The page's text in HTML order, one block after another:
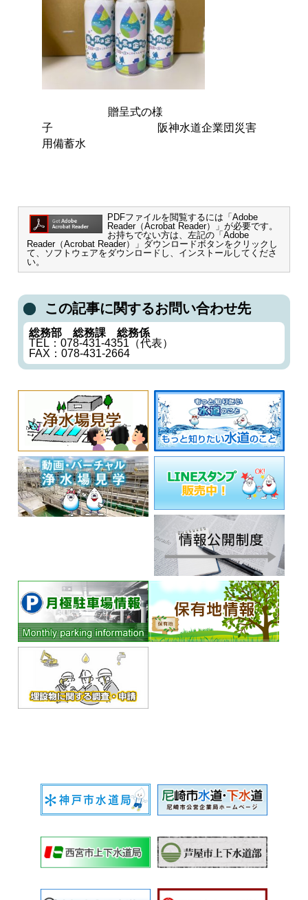
贈呈式の様
子 阪神水道企業団災害
用備蓄水
PDFファイルを閲覧するには「Adobe
Reader（Acrobat Reader）」が必要です。
お持ちでない方は、左記の「Adobe
Reader（Acrobat Reader）」ダウンロードボタンをクリックし
て、ソフトウェアをダウンロードし、インストールしてくださ
い。
この記事に関するお問い合わせ先
総務部 総務課 総務係
TEL：078-431-4351（代表）
FAX：078-431-2664